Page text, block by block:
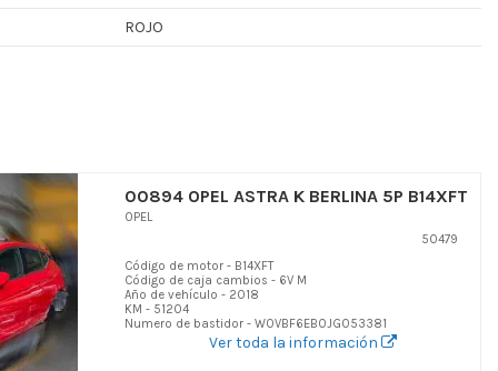
ROJO
00894 OPEL ASTRA K BERLINA 5P B14XFT
OPEL
50479
Código de motor - B14XFT
Código de caja cambios - 6V M
Año de vehículo - 2018
KM - 51204
Numero de bastidor - W0VBF6EB0JG053381
Ver toda la información